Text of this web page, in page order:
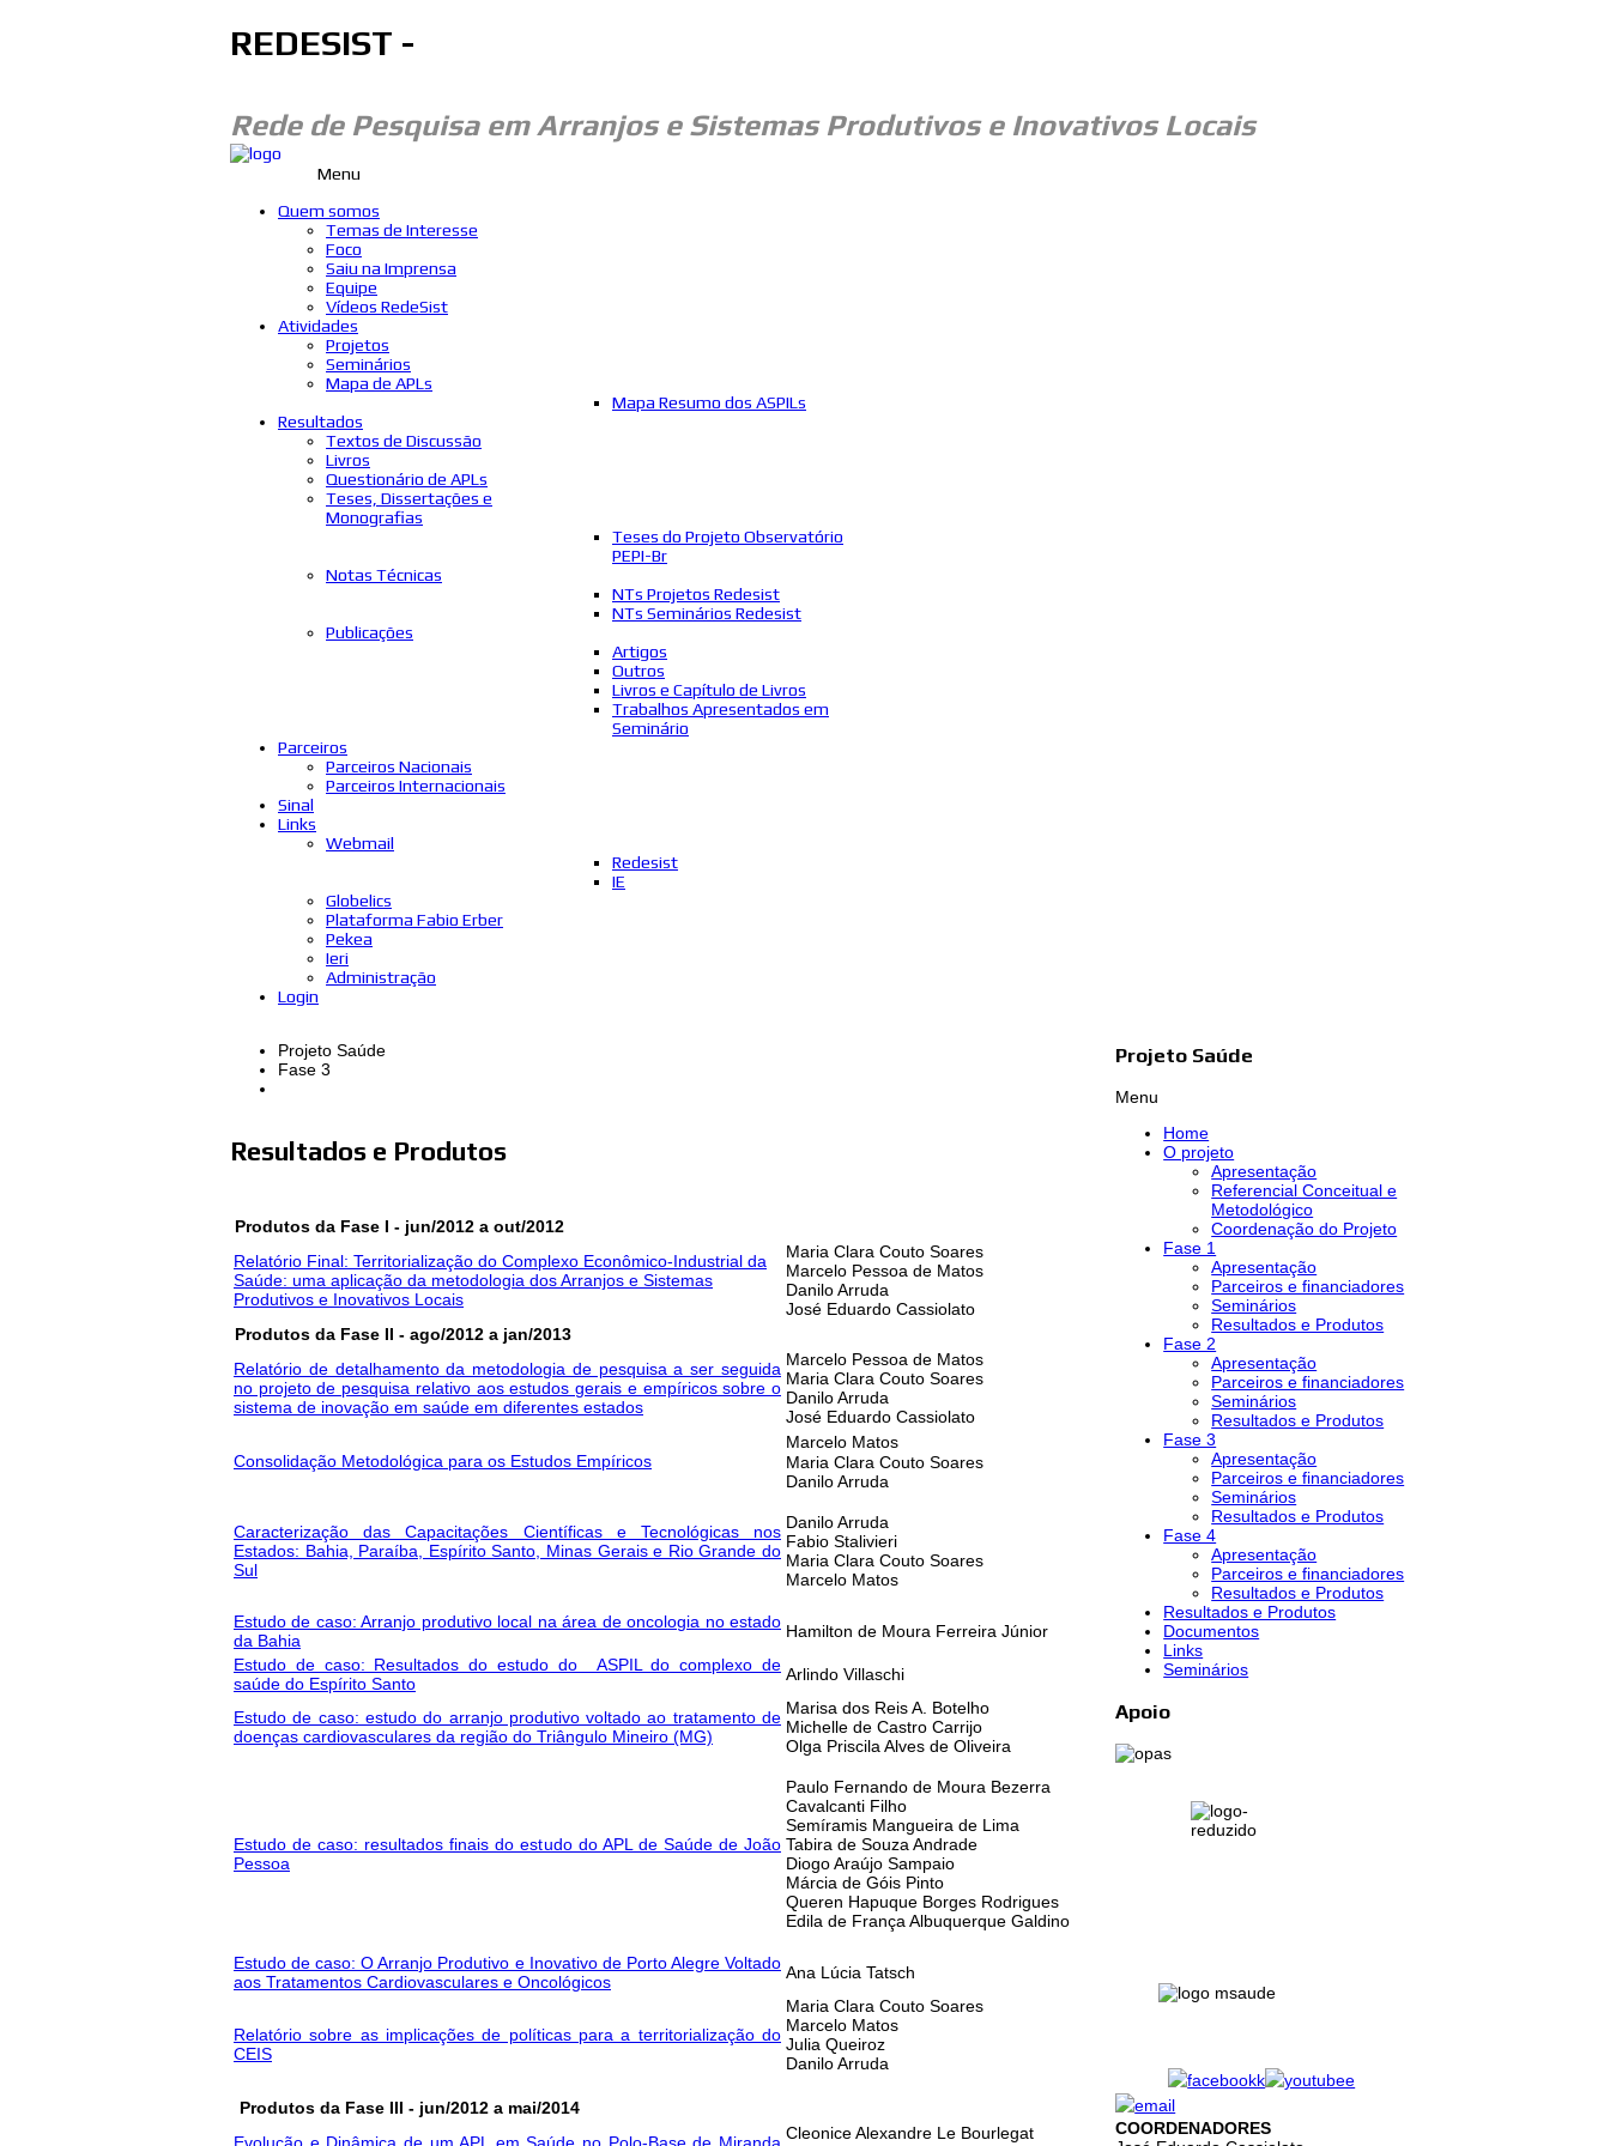
REDESIST -
Rede de Pesquisa emArranjos e Sistemas Produtivos e Inovativos Locais
Menu
Quem somos
Temas de Interesse
Foco
Saiu na Imprensa
Equipe
Vídeos RedeSist
Atividades
Projetos
Seminários
Mapa de APLs
Mapa Resumo dos ASPILs
Resultados
Textos de Discussão
Livros
Questionário de APLs
Teses, Dissertações e
Monografias
Teses do Projeto Observatório
PEPI-Br
Notas Técnicas
NTs Projetos Redesist
NTs Seminários Redesist
Publicações
Artigos
Outros
Livros e Capítulo de Livros
Trabalhos Apresentados em
Seminário
Parceiros
Parceiros Nacionais
Parceiros Internacionais
Sinal
Links
Webmail
Redesist
IE
Globelics
Plataforma Fabio Erber
Pekea
Ieri
Administração
Login
Projeto Saúde
Fase 3
Resultados e Produtos
Produtos da Fase I - jun/2012 a out/2012
Relatório Final: Territorialização do Complexo Econômico-Industrial da
Saúde: uma aplicação da metodologia dos Arranjos e Sistemas
Produtivos e Inovativos Locais
Maria Clara Couto Soares
Marcelo Pessoa de Matos
Danilo Arruda
José Eduardo Cassiolato
Produtos da Fase II - ago/2012 a jan/2013
Relatório de detalhamento da metodologia de pesquisa a ser seguida
no projeto de pesquisa relativo aos estudos gerais e empíricos sobre o
sistema de inovação em saúde em diferentes estados
Marcelo Pessoa de Matos
Maria Clara Couto Soares
Danilo Arruda
José Eduardo Cassiolato
Consolidação Metodológica para os Estudos Empíricos
Marcelo Matos
Maria Clara Couto Soares
Danilo Arruda
Caracterização das Capacitações Científicas e Tecnológicas nos
Estados: Bahia, Paraíba, Espírito Santo, Minas Gerais e Rio Grande do
Sul
Danilo Arruda
Fabio Stalivieri
Maria Clara Couto Soares
Marcelo Matos
Estudo de caso: Arranjo produtivo local na área de oncologia no estado
da Bahia
Hamilton de Moura Ferreira Júnior
Estudo de caso: Resultados do estudo do ASPIL do complexo de
saúde do Espírito Santo
Arlindo Villaschi
Estudo de caso: estudo do arranjo produtivo voltado ao tratamento de
doenças cardiovasculares da região do Triângulo Mineiro (MG)
Marisa dos Reis A. Botelho
Michelle de Castro Carrijo
Olga Priscila Alves de Oliveira
Estudo de caso: resultados finais do estudo do APL de Saúde de João
Pessoa
Paulo Fernando de Moura Bezerra
Cavalcanti Filho
Semíramis Mangueira de Lima
Tabira de Souza Andrade
Diogo Araújo Sampaio
Márcia de Góis Pinto
Queren Hapuque Borges Rodrigues
Edila de França Albuquerque Galdino
Estudo de caso: O Arranjo Produtivo e Inovativo de Porto Alegre Voltado
aos Tratamentos Cardiovasculares e Oncológicos
Ana Lúcia Tatsch
Relatório sobre as implicações de políticas para a territorialização do
CEIS
Maria Clara Couto Soares
Marcelo Matos
Julia Queiroz
Danilo Arruda
Produtos da Fase III - jun/2012 a mai/2014
Evolução e Dinâmica de um APL em Saúde no Polo-Base de Miranda Cleonice Alexandre Le Bourlegat
Projeto Saúde
Menu
Home
O projeto
Apresentação
Referencial Conceitual e
Metodológico
Coordenação do Projeto
Fase 1
Apresentação
Parceiros e financiadores
Seminários
Resultados e Produtos
Fase 2
Apresentação
Parceiros e financiadores
Seminários
Resultados e Produtos
Fase 3
Apresentação
Parceiros e financiadores
Seminários
Resultados e Produtos
Fase 4
Apresentação
Parceiros e financiadores
Resultados e Produtos
Resultados e Produtos
Documentos
Links
Seminários
Apoio
COORDENADORES